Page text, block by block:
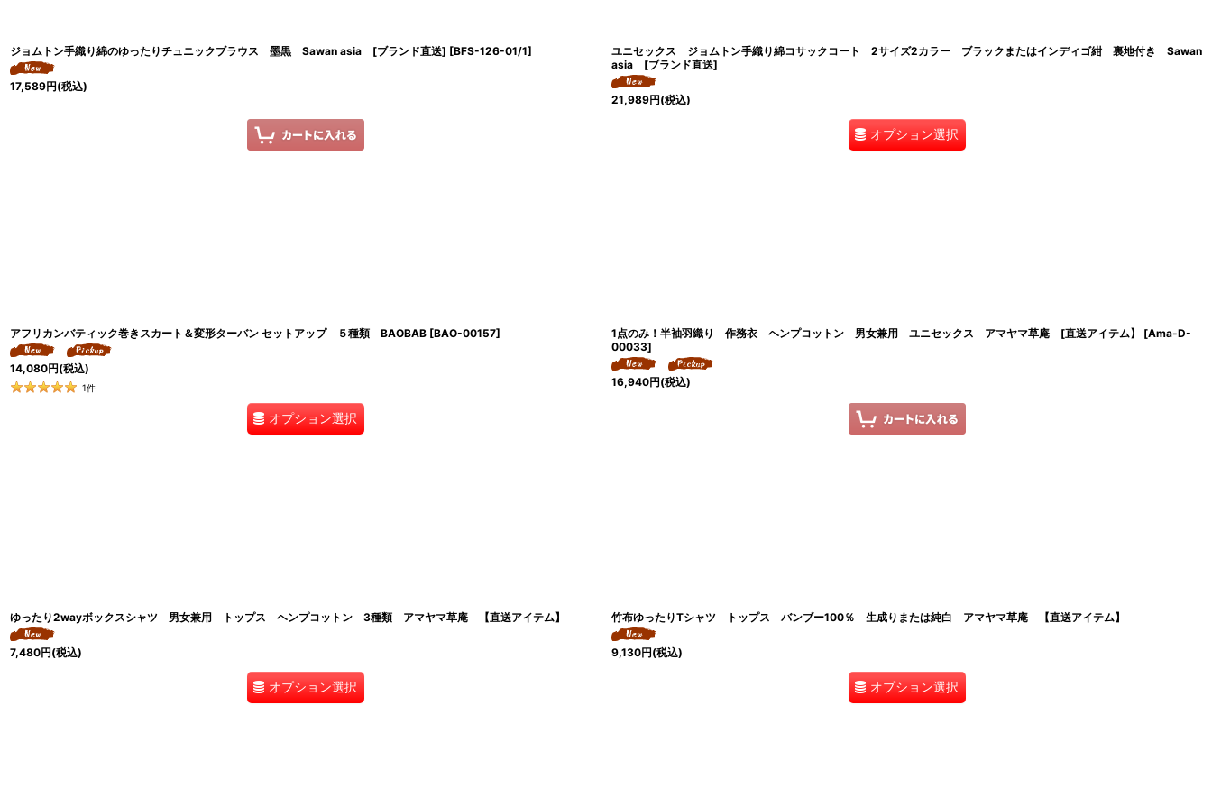
ジョムトン手織り綿のゆったりチュニックブラウス 墨黒 Sawan asia [ブランド直送] [BFS-126-01/1]
17,589円(税込)
ユニセックス ジョムトン手織り綿コサックコート 2サイズ2カラー ブラックまたはインディゴ紺 裏地付き Sawan
asia [ブランド直送]
21,989円(税込)
オプション選択
アフリカンバティック巻きスカート＆変形ターバン セットアップ ５種類 BAOBAB [BAO-00157]
14,080円(税込)
1件
オプション選択
1点のみ！半袖羽織り 作務衣 ヘンプコットン 男女兼用 ユニセックス アマヤマ草庵 [直送アイテム】 [Ama-D-
00033]
16,940円(税込)
ゆったり2wayボックスシャツ 男女兼用 トップス ヘンプコットン 3種類 アマヤマ草庵 【直送アイテム】
7,480円(税込)
オプション選択
竹布ゆったりTシャツ トップス バンブー100％ 生成りまたは純白 アマヤマ草庵 【直送アイテム】
9,130円(税込)
オプション選択